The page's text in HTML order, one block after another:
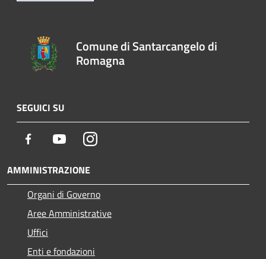
Comune di Santarcangelo di
Romagna
SEGUICI SU
Facebook YoutubeInstagram
AMMINISTRAZIONE
Organi di Governo
Aree Amministrative
Uffici
Enti e fondazioni